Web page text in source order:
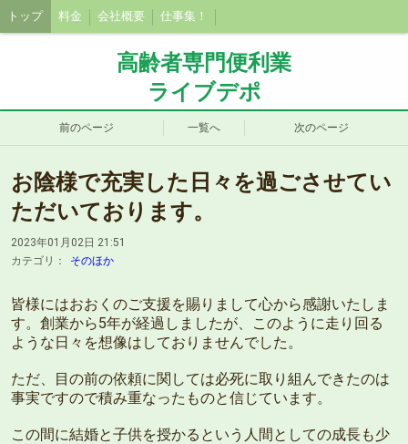
トップ 料金 会社概要 仕事集！
高齢者専門便利業
ライブデポ
前のページ 一覧へ 次のページ
お陰様で充実した日々を過ごさせてい
ただいております。
2023年01月02日 21:51
カテゴリ：
そのほか
皆様にはおおくのご支援を賜りまして心から感謝いたしま
す。創業から5年が経過しましたが、このように走り回る
ような日々を想像はしておりませんでした。
ただ、目の前の依頼に関しては必死に取り組んできたのは
事実ですので積み重なったものと信じています。
この間に結婚と子供を授かるという人間としての成長も少